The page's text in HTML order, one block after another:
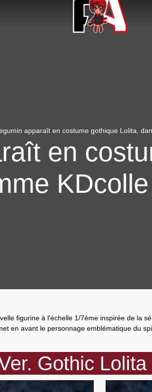
apparaît en costume gothique Lolita,
en
figurine à l'échelle 1/7ème inspirée de la
en avant le personnage emblématique du
Gothic